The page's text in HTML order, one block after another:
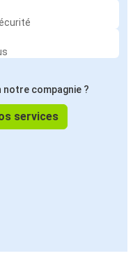
notre compagnie ?
services